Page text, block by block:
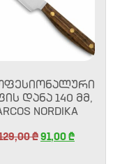
ᲓᲐᲜᲐ 140 ᲛᲛ,
NORDIKA
₾91,00₾